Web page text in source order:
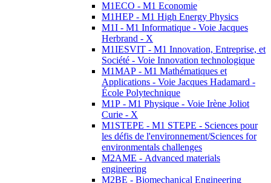
M1ECO - M1 Economie
M1HEP - M1 High Energy Physics
M1I - M1 Informatique - Voie Jacques
Herbrand - X
M1IESVIT - M1 Innovation, Entreprise, et
Société - Voie Innovation technologique
M1MAP - M1 Mathématiques et
Applications - Voie Jacques Hadamard -
École Polytechnique
M1P - M1 Physique - Voie Irène Joliot
Curie - X
M1STEPE - M1 STEPE - Sciences pour
les défis de l'environnement/Sciences for
environmentals challenges
M2AME - Advanced materials
engineering
M2BE - Biomechanical Engineering